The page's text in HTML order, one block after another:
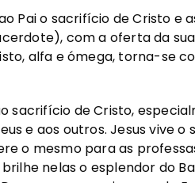
Pai o sacrifício de Cristo e
com a oferta da
alfa e ómega, torna-se
sacrifício de Cristo,
e aos outros. Jesus vive
o mesmo para as
nelas o esplendor do